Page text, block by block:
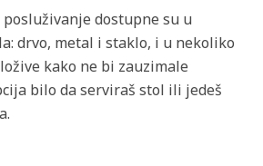
posluživanje dostupne su u
drvo, metal i staklo, i u nekoliko
kako ne bi zauzimale
bilo da serviraš stol ili jedeš